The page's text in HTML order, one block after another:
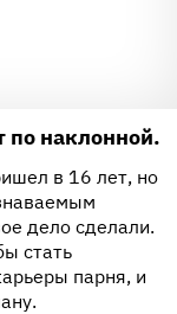
по наклонной.
в 16 лет, но
дело сделали.
стать
парня, и